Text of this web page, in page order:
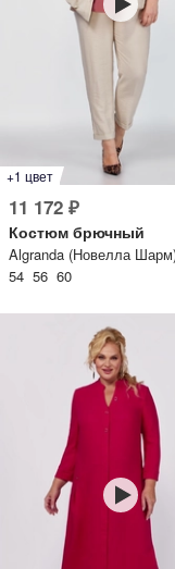
тренд
Войти
оплата
+7 (969) 96-68-
в WhatsApp
+1 цвет
11 172 ₽
Костюм брючный
Algranda (Новелла
54 56 60
трафика, посещаемости
Нажимая на кнопку
соответствии c
Политикой